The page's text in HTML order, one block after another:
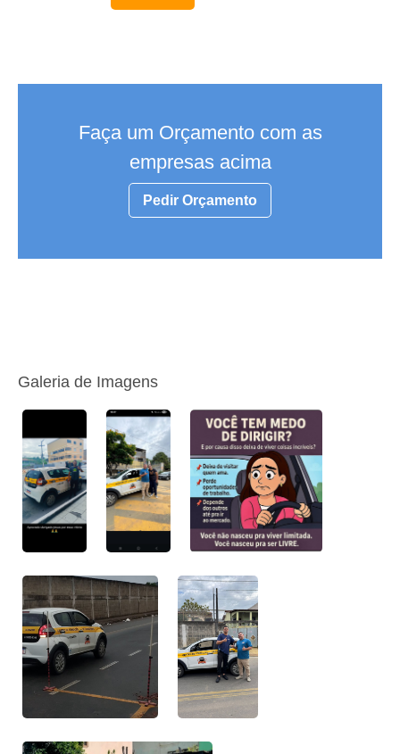
Faça um Orçamento com as
empresas acima
Pedir Orçamento
Galeria de Imagens